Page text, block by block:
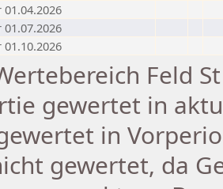
Feld
gewertet in
in
gewertet, da